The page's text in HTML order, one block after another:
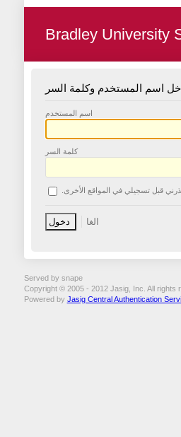
Bradley University
اسم المستخدم وكلمة السر
اسم المستخدم
كلمة السر
قبل تسجيلي في المواقع الأخرى.
Served by snape
Copyright © 2005 - 2012 Jasig, Inc. All rights
Powered by Jasig Central Authentication